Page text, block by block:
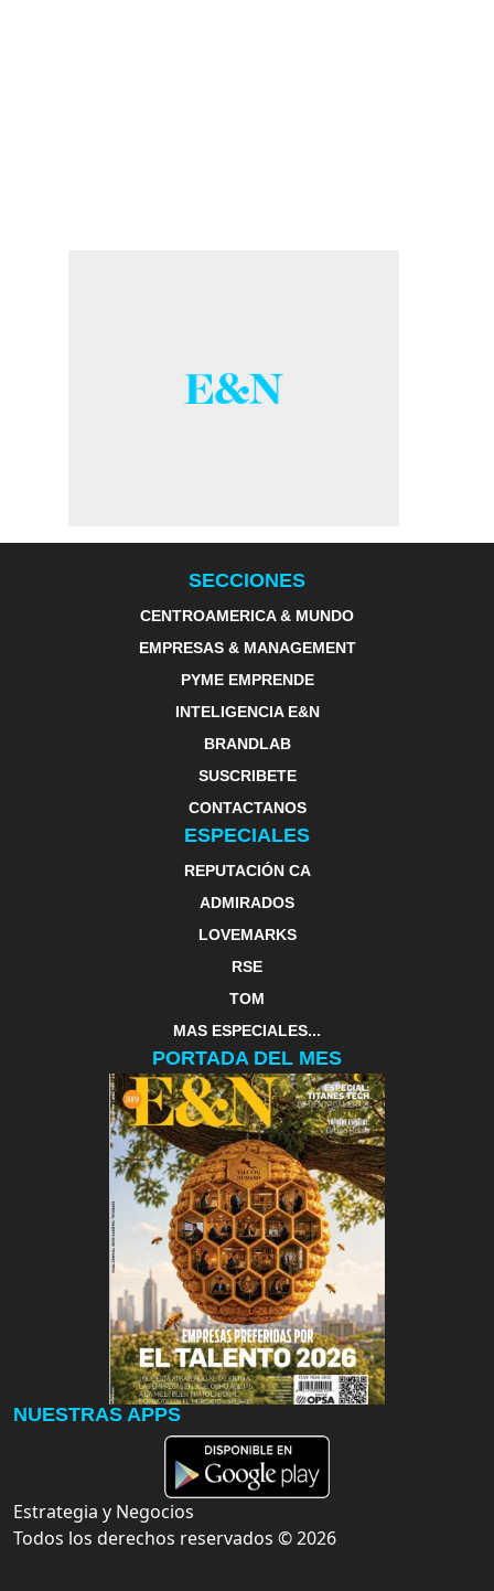
SECCIONES
CENTROAMERICA & MUNDO
EMPRESAS & MANAGEMENT
PYME EMPRENDE
INTELIGENCIA E&N
BRANDLAB
SUSCRIBETE
CONTACTANOS
ESPECIALES
REPUTACIÓN CA
ADMIRADOS
LOVEMARKS
RSE
TOM
MAS ESPECIALES...
PORTADA DEL MES
NUESTRAS APPS
Estrategia y Negocios
Todos los derechos reservados ©2026